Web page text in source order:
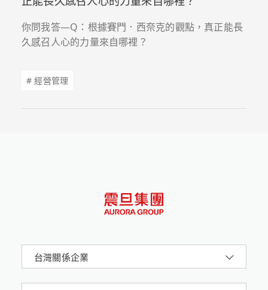
你問我答—Q：根據賽門．西奈克的觀點，真正能長
久感召人心的力量來自哪裡？
# 經營管理
台灣關係企業